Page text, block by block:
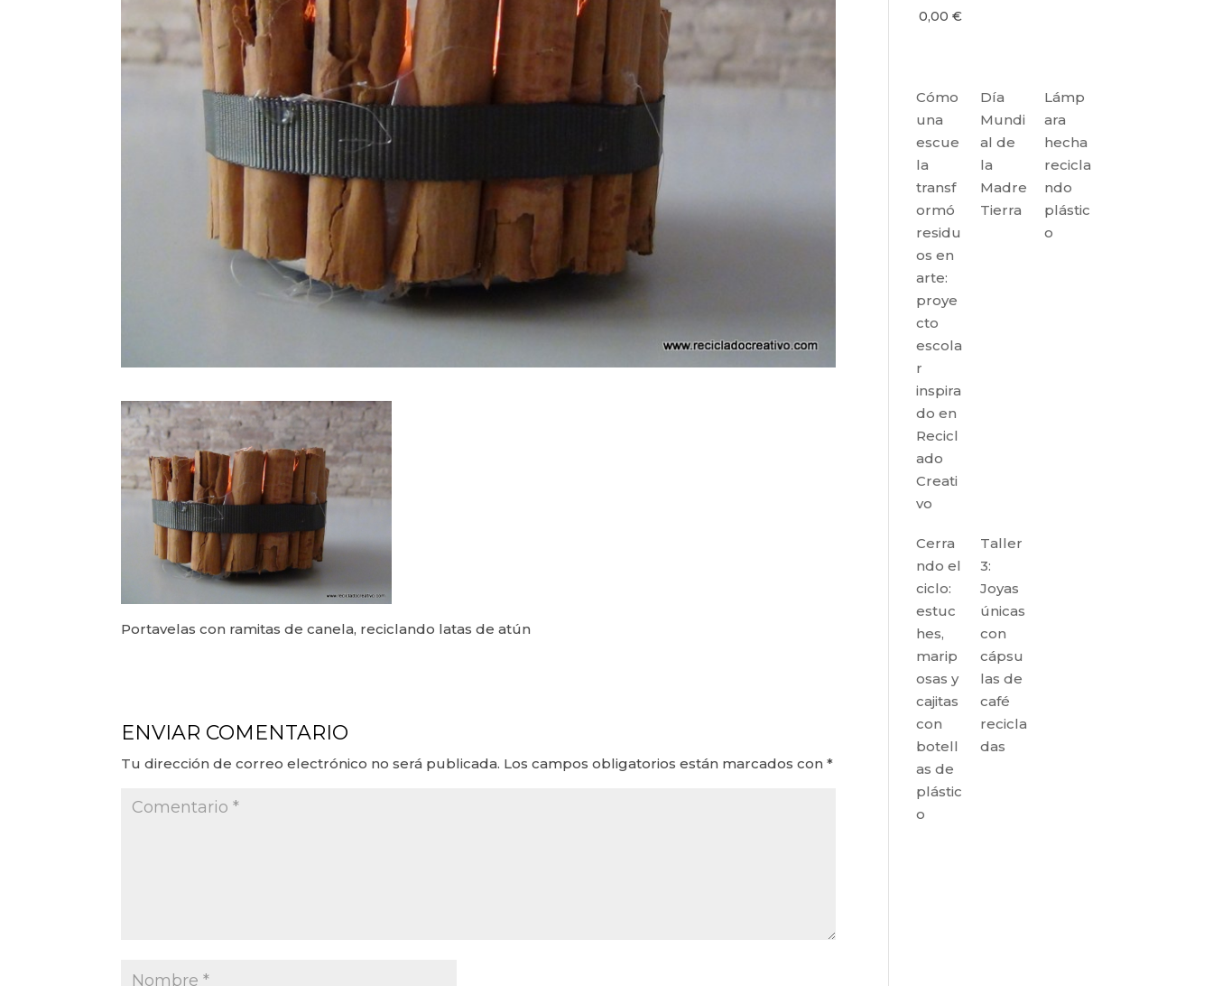
Portavelas con ramitas de canela, reciclando latas de atún
ENVIAR COMENTARIO
Tu dirección de correo electrónico no será publicada. Los campos obligatorios están marcados con*
0,00€
Cómo
una
escue
la
transf
ormó
residu
os en
arte:
proye
cto
escola
r
inspira
do en
Recicl
ado
Creati
vo
Día
Mundi
al de
la
Madre
Tierra
Lámp
ara
hecha
recicla
ndo
plástic
o
Cerra
ndo el
ciclo:
estuc
hes,
marip
osas y
cajitas
con
botell
as de
plástic
o
Taller
3:
Joyas
únicas
con
cápsu
las de
café
recicla
das